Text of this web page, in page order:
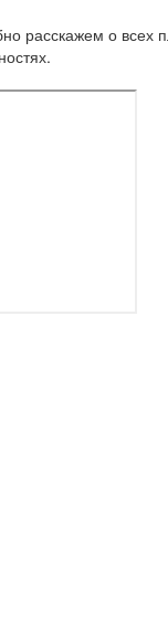
расскажем о всех